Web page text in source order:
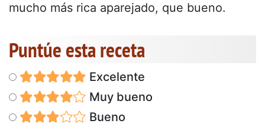
mucho más rica aparejado, que bueno.
Puntúe esta receta
Excelente
Muy bueno
Bueno